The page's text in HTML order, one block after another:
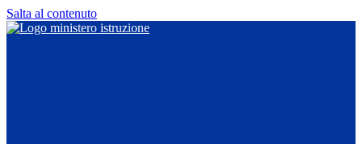
Salta al contenuto